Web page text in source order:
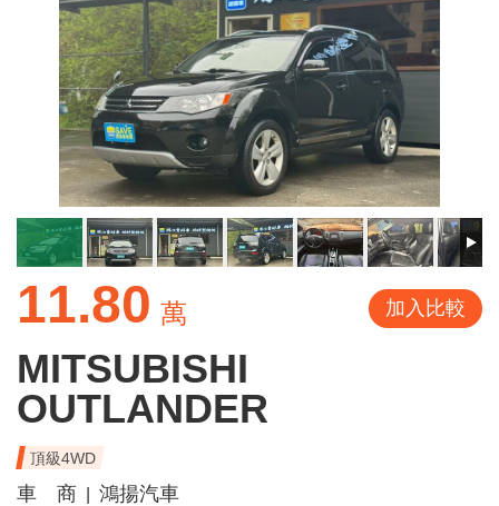
11.80 萬 加入比較
MITSUBISHI
OUTLANDER
頂級4WD
車 商
鴻揚汽車